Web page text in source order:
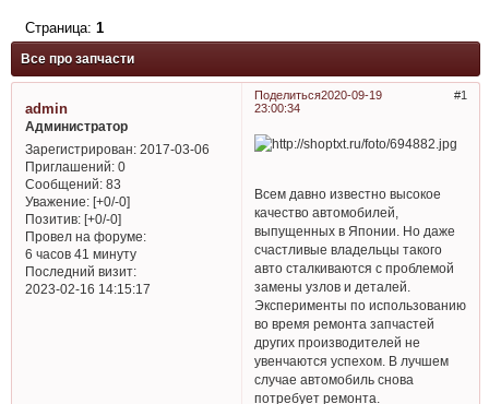
Все про запчасти
Страница: 1
Поделиться 1
2020-09-19
23:00:34
admin
Администратор
Зарегистрирован: 2017-03-06
Приглашений:0
Сообщений:83
Уважение: [+0/-0]
Позитив: [+0/-0]
Провел на форуме:
6 часов 41 минуту
Последний визит:
2023-02-16 14:15:17
Всем давно известно высокое
качество автомобилей,
выпущенных в Японии. Но даже
счастливые владельцы такого
авто сталкиваются с проблемой
замены узлов и деталей.
Эксперименты по использованию
во время ремонта запчастей
других производителей не
увенчаются успехом. В лучшем
случае автомобиль снова
потребует ремонта.